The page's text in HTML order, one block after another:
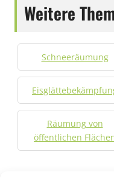
Weitere
Schneeräumung
Räumung von
öffentlichen